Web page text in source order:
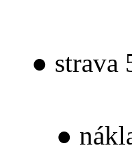
● strava
●